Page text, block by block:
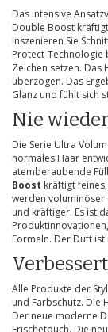
Das intensive
Double Boost
Inszenieren Sie
Protect-Technologie
Zeichen setzen. Das
überzogen. Das
Glanz und fühlt sich
Nie
Die Serie Ultra
normales Haar
atemberaubende
Boost kräftigt
werden voluminöser
und kräftiger. Es ist
Formeln. Der Duft
Alle Produkte der
und Farbschutz. Die
Der neue moderne
Frischetouch. Die